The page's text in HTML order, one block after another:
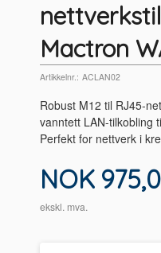
Mactron
Artikkelnr.: ACLAN02
Robust M12 til RJ45-
vanntett LAN-tilkobling
Perfekt for nettverk i
Pris
NOK
ekskl. mva.